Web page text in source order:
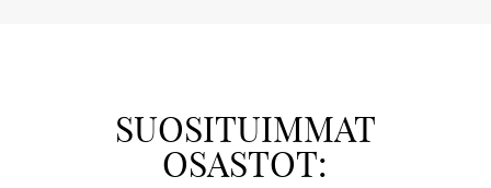
SUOSITUIMMAT
OSASTOT: